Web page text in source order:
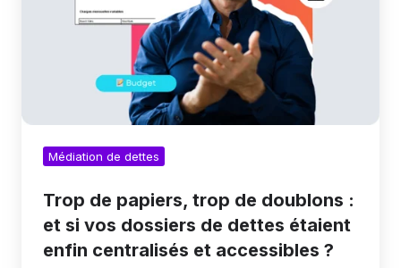
étaient
enfin
centralisés
accessibles
Médiation de dettes
Trop de papiers, trop de doublons :
et si vos dossiers de dettes étaient
enfin centralisés et accessibles ?